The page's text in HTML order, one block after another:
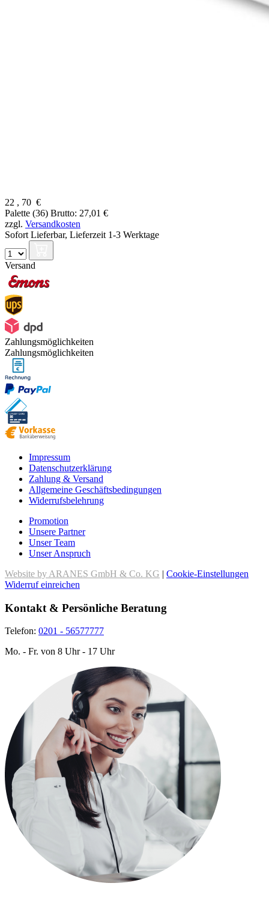
22 , 70 €
Palette (36) Brutto: 27,01 €
zzgl. Versandkosten
Sofort Lieferbar, Lieferzeit 1-3 Werktage
Versand
Zahlungsmöglichkeiten
Zahlungsmöglichkeiten
Impressum
Datenschutzerklärung
Zahlung & Versand
Allgemeine Geschäftsbedingungen
Widerrufsbelehrung
Promotion
Unsere Partner
Unser Team
Unser Anspruch
Website by ARANES GmbH & Co. KG | Cookie-Einstellungen
Widerruf einreichen
Kontakt & Persönliche Beratung
Telefon: 0201 - 56577777
Mo. - Fr. von 8 Uhr - 17 Uhr